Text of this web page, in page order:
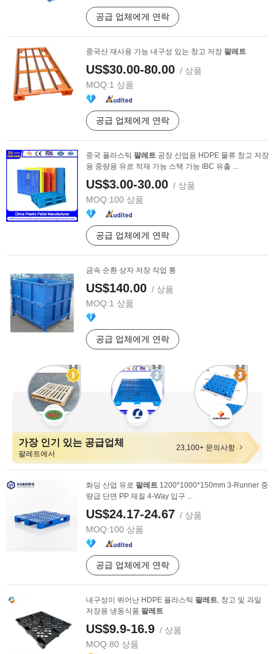
공급 업체에게 연락
중국산 재사용 가능 내구성 있는 창고 저장 팔레트
US$30.00-80.00 / 상품
MOQ:1 상품
공급 업체에게 연락
중국 플라스틱 팔레트 공장 산업용 HDPE 물류 창고 저장
용 중량용 유로 적재 가능 스택 가능 IBC 유출 ...
US$3.00-30.00 / 상품
MOQ:100 상품
공급 업체에게 연락
금속 순환 상자 저장 작업 통
US$140.00 / 상품
MOQ:1 상품
공급 업체에게 연락
가장 인기 있는 공급업체
팔레트에서
23,100+ 문의사항
화딩 산업 유로 팔레트 1200*1000*150mm 3-Runner 중
량급 단면 PP 재질 4-Way 입구 ...
US$24.17-24.67 / 상품
MOQ:100 상품
공급 업체에게 연락
내구성이 뛰어난 HDPE 플라스틱 팔레트, 창고 및 과일
저장용 냉동식품 팔레트
US$9.9-16.9 / 상품
MOQ:80 상품